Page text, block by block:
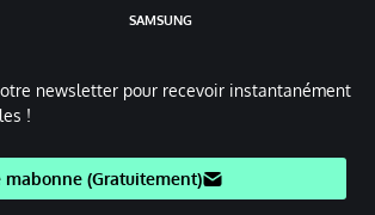
SAMSUNG
newsletter pour recevoir instantanément
!
mabonne (Gratuitement)